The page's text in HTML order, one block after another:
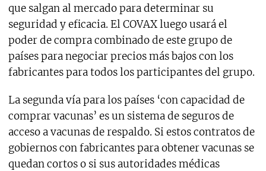
que salgan al mercado para determinar su
seguridad y eficacia. El COVAX luego usará el
poder de compra combinado de este grupo de
países para negociar precios más bajos con los
fabricantes para todos los participantes del grupo.
La segunda vía para los países ‘con capacidad de
comprar vacunas’ es un sistema de seguros de
acceso a vacunas de respaldo. Si estos contratos de
gobiernos con fabricantes para obtener vacunas se
quedan cortos o si sus autoridades médicas